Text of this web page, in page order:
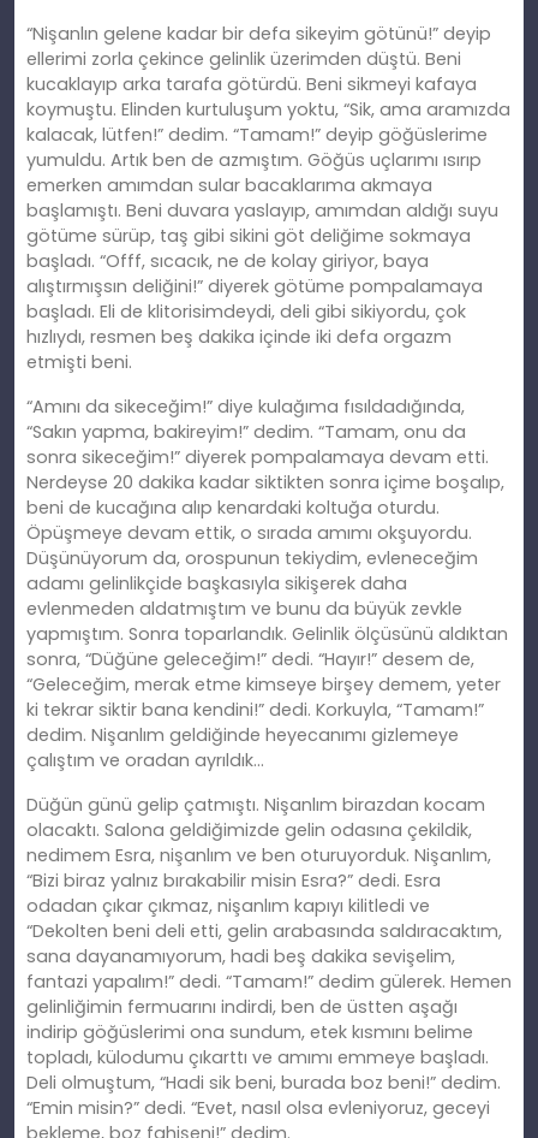
“Nişanlın gelene kadar bir defa sikeyim götünü!” deyip
ellerimi zorla çekince gelinlik üzerimden düştü. Beni
kucaklayıp arka tarafa götürdü. Beni sikmeyi kafaya
koymuştu. Elinden kurtuluşum yoktu, “Sik, ama aramızda
kalacak, lütfen!” dedim. “Tamam!” deyip göğüslerime
yumuldu. Artık ben de azmıştım. Göğüs uçlarımı ısırıp
emerken amımdan sular bacaklarıma akmaya
başlamıştı. Beni duvara yaslayıp, amımdan aldığı suyu
götüme sürüp, taş gibi sikini göt deliğime sokmaya
başladı. “Offf, sıcacık, ne de kolay giriyor, baya
alıştırmışsın deliğini!” diyerek götüme pompalamaya
başladı. Eli de klitorisimdeydi, deli gibi sikiyordu, çok
hızlıydı, resmen beş dakika içinde iki defa orgazm
etmişti beni.
“Amını da sikeceğim!” diye kulağıma fısıldadığında,
“Sakın yapma, bakireyim!” dedim. “Tamam, onu da
sonra sikeceğim!” diyerek pompalamaya devam etti.
Nerdeyse 20 dakika kadar siktikten sonra içime boşalıp,
beni de kucağına alıp kenardaki koltuğa oturdu.
Öpüşmeye devam ettik, o sırada amımı okşuyordu.
Düşünüyorum da, orospunun tekiydim, evleneceğim
adamı gelinlikçide başkasıyla sikişerek daha
evlenmeden aldatmıştım ve bunu da büyük zevkle
yapmıştım. Sonra toparlandık. Gelinlik ölçüsünü aldıktan
sonra, “Düğüne geleceğim!” dedi. “Hayır!” desem de,
“Geleceğim, merak etme kimseye birşey demem, yeter
ki tekrar siktir bana kendini!” dedi. Korkuyla, “Tamam!”
dedim. Nişanlım geldiğinde heyecanımı gizlemeye
çalıştım ve oradan ayrıldık…
Düğün günü gelip çatmıştı. Nişanlım birazdan kocam
olacaktı. Salona geldiğimizde gelin odasına çekildik,
nedimem Esra, nişanlım ve ben oturuyorduk. Nişanlım,
“Bizi biraz yalnız bırakabilir misin Esra?” dedi. Esra
odadan çıkar çıkmaz, nişanlım kapıyı kilitledi ve
“Dekolten beni deli etti, gelin arabasında saldıracaktım,
sana dayanamıyorum, hadi beş dakika sevişelim,
fantazi yapalım!” dedi. “Tamam!” dedim gülerek. Hemen
gelinliğimin fermuarını indirdi, ben de üstten aşağı
indirip göğüslerimi ona sundum, etek kısmını belime
topladı, külodumu çıkarttı ve amımı emmeye başladı.
Deli olmuştum, “Hadi sik beni, burada boz beni!” dedim.
“Emin misin?” dedi. “Evet, nasıl olsa evleniyoruz, geceyi
bekleme, boz fahişeni!” dedim.